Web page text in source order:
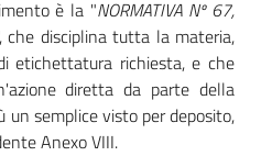
è la "NORMATIVA Nº 67,
che disciplina tutta la materia,
etichettatura richiesta, e che
diretta da parte della
un semplice visto per deposito,
Anexo VIII.